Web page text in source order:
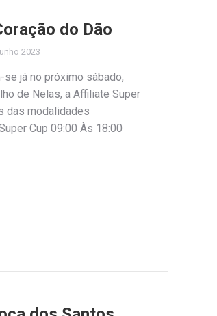
do Dão
2023
já no próximo sábado,
de Nelas, a Affiliate Super
das modalidades
Cup 09:00 Às 18:00